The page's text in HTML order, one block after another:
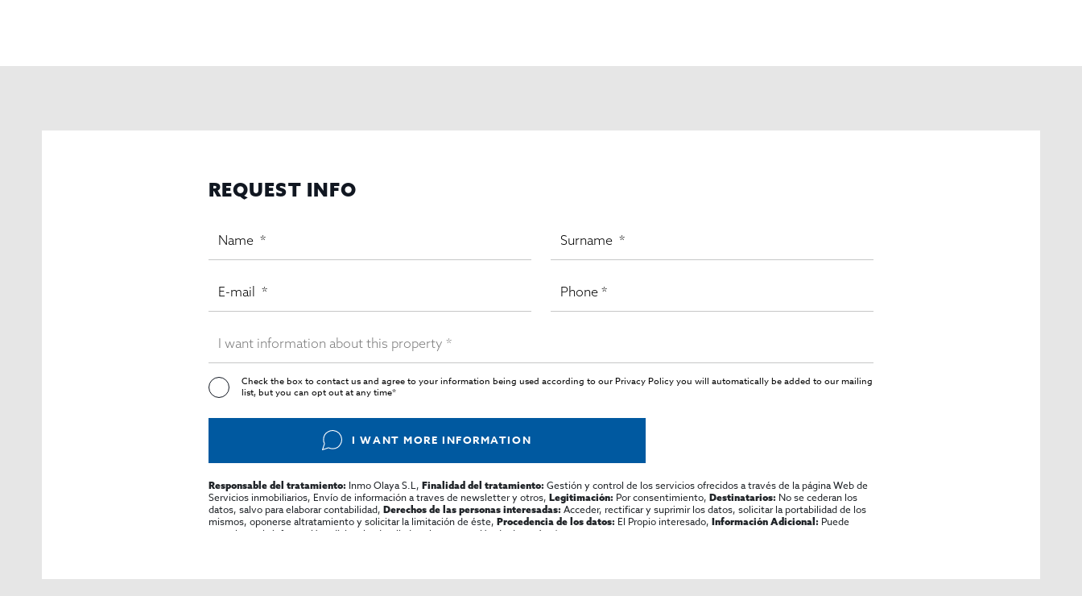
REQUEST INFO
Check the box to contact us and agree to your information being used according to ourPrivacy Policyyou will automatically be added to our mailing
list, but you can opt out at any time*
I WANT MORE INFORMATION
Responsable del tratamiento: Inmo Olaya S.L, Finalidad del tratamiento: Gestión y control de los servicios ofrecidos a través de la página Web de
Servicios inmobiliarios, Envío de información a traves de newsletter y otros, Legitimación: Por consentimiento, Destinatarios: No se cederan los
datos, salvo para elaborar contabilidad, Derechos de las personas interesadas: Acceder, rectificar y suprimir los datos, solicitar la portabilidad de los
mismos, oponerse altratamiento y solicitar la limitación de éste, Procedencia de los datos: El Propio interesado, Información Adicional: Puede
consultarse la información adicional y detallada sobre protección de datos
Aquí.